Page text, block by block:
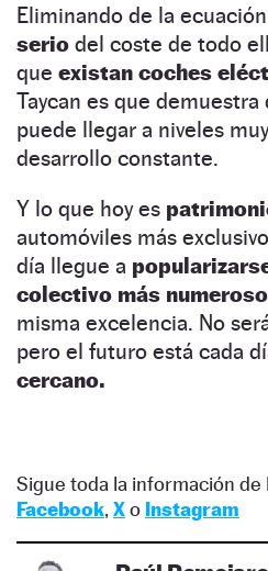
Eliminando de la
serio del coste de todo
que existan coches
Taycan es que demuestra
puede llegar a niveles
desarrollo constante.
Y lo que hoy es
automóviles más
día llegue a
colectivo más numeroso
misma excelencia. No
pero el futuro está cada
cercano.
Sigue toda la información de
Facebook, Xo Instagram